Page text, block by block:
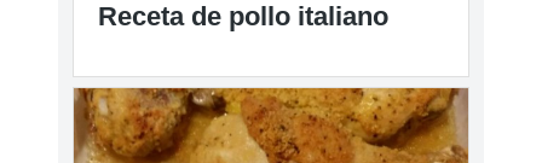
Receta de pollo italiano